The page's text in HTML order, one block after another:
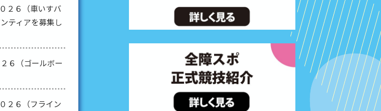
２６（車いすバ
ティアを募集し
６（ゴールボー
２６（フライン